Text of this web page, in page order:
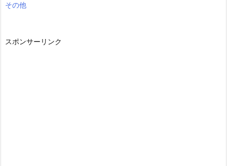
その他
スポンサーリンク